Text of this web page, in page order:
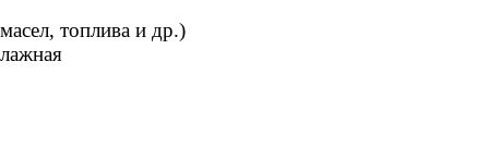
топлива и др.)